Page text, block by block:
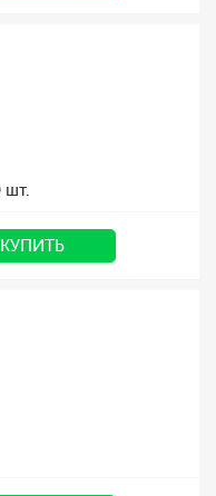
шт.
КУПИТЬ